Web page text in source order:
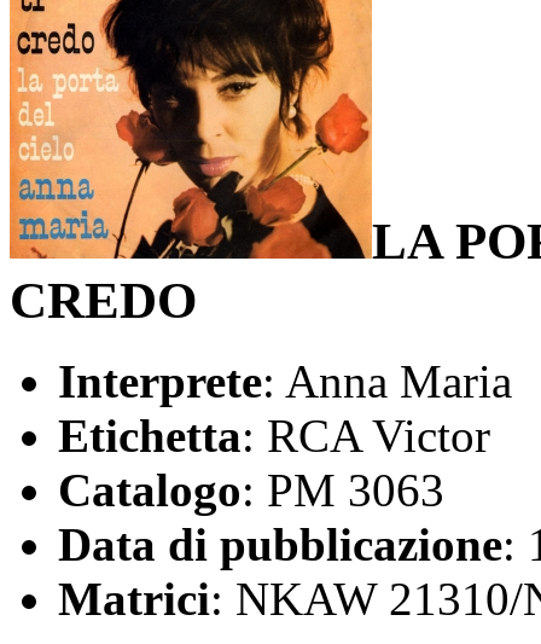
LA
CREDO
Interprete: Anna Maria
Etichetta: RCA Victor
Catalogo: PM 3063
Data di pubblicazione:
Matrici: NKAW 21310/